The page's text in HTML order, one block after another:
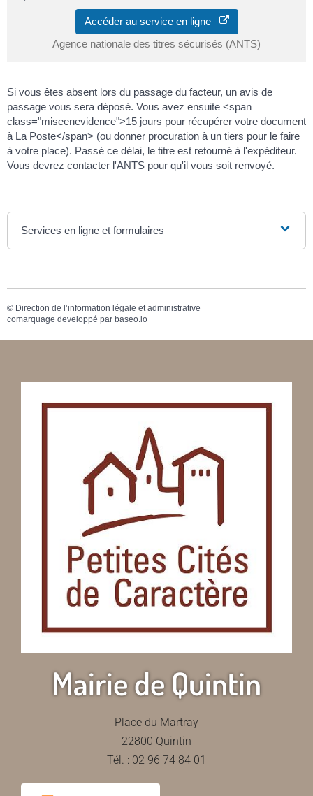
Accéder au service en ligne
Agence nationale des titres sécurisés (ANTS)
Si vous êtes absent lors du passage du facteur, un avis de
passage vous sera déposé. Vous avez ensuite <span
class="miseenevidence">15 jours pour récupérer votre document
à La Poste</span> (ou donner procuration à un tiers pour le faire
à votre place). Passé ce délai, le titre est retourné à l'expéditeur.
Vous devrez contacter l'ANTS pour qu'il vous soit renvoyé.
Services en ligne et formulaires
© Direction de l’information légale et administrative
comarquage developpé par baseo.io
Mairie de Quintin
Place du Martray
22800 Quintin
Tél. : 02 96 74 84 01